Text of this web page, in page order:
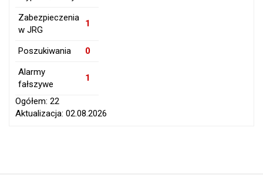
Zabezpieczenia
w JRG
1
Poszukiwania
0
Alarmy
fałszywe
1
Ogółem: 22
Aktualizacja: 02.08.2026